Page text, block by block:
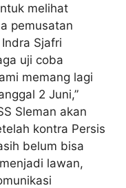
melihat
pemusatan
Sjafri
uji coba
memang lagi
2 Juni,”
Sleman akan
kontra Persis
belum bisa
lawan,